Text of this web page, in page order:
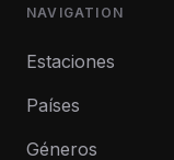
NAVIGATION
Estaciones
Países
Géneros